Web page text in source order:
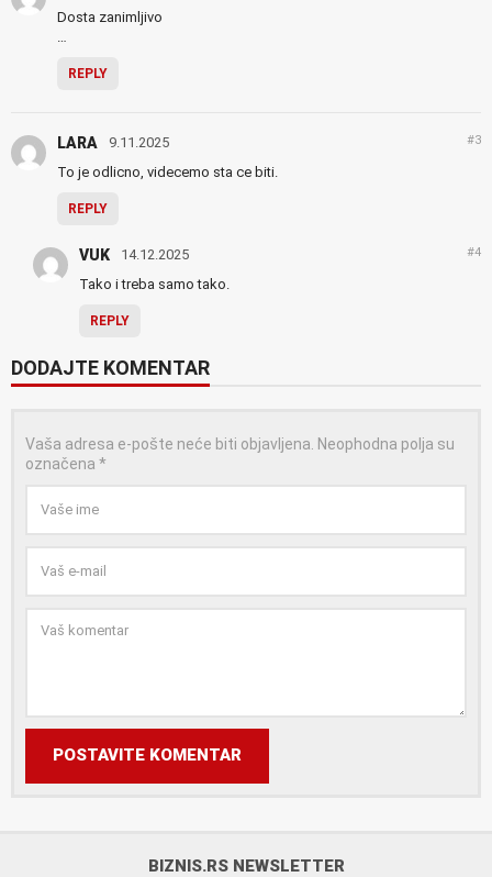
Dosta zanimljivo
REPLY
LARA 9.11.2025 #3
To je odlicno, videcemo sta ce biti.
REPLY
VUK 14.12.2025 #4
Tako i treba samo tako.
REPLY
DODAJTE KOMENTAR
Vaša adresa e-pošte neće biti objavljena. Neophodna polja su
označena *
POSTAVITE KOMENTAR
BIZNIS.RS NEWSLETTER